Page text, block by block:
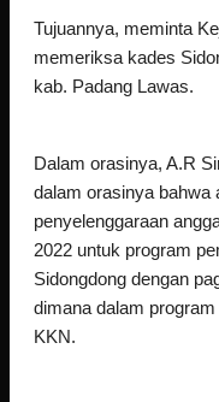
Tujuannya, meminta
memeriksa kades
kab. Padang Lawas.
Dalam orasinya, A.R
dalam orasinya bahwa
penyelenggaraan
2022 untuk program
Sidongdong dengan
dimana dalam
KKN.